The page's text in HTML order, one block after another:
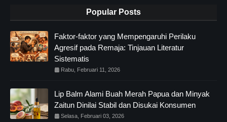
Popular Posts
Faktor-faktor yang Mempengaruhi Perilaku
Agresif pada Remaja: Tinjauan Literatur
Sistematis
Rabu, Februari 11, 2026
Lip Balm Alami Buah Merah Papua dan Minyak
Zaitun Dinilai Stabil dan Disukai Konsumen
Selasa, Februari 03, 2026